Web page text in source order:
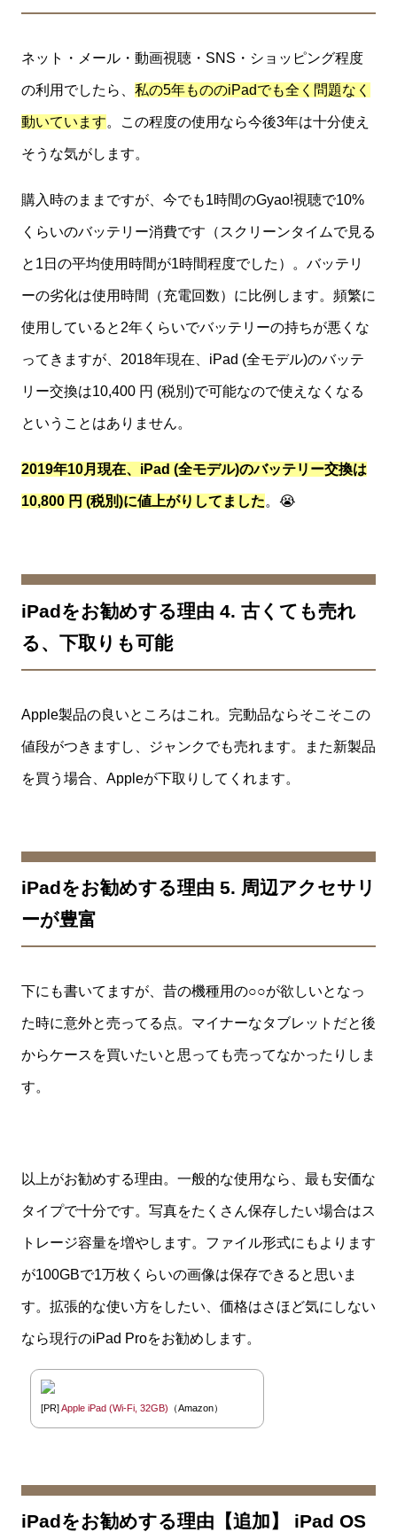
ネット・メール・動画視聴・SNS・ショッピング程度
の利用でしたら、 私の5年もののiPadでも全く問題なく
動いています。この程度の使用なら今後3年は十分使え
そうな気がします。
購入時のままですが、今でも1時間のGyao!視聴で10%
くらいのバッテリー消費です（スクリーンタイムで見る
と1日の平均使用時間が1時間程度でした）。バッテリ
ーの劣化は使用時間（充電回数）に比例します。頻繁に
使用していると2年くらいでバッテリーの持ちが悪くな
ってきますが、2018年現在、iPad (全モデル)のバッテ
リー交換は10,400 円 (税別)で可能なので使えなくなる
ということはありません。
2019年10月現在、iPad (全モデル)のバッテリー交換は
10,800 円 (税別)に値上がりしてました。😭
iPadをお勧めする理由 4. 古くても売れ
る、下取りも可能
Apple製品の良いところはこれ。完動品ならそこそこの
値段がつきますし、ジャンクでも売れます。また新製品
を買う場合、Appleが下取りしてくれます。
iPadをお勧めする理由 5. 周辺アクセサリ
ーが豊富
下にも書いてますが、昔の機種用の○○が欲しいとなっ
た時に意外と売ってる点。マイナーなタブレットだと後
からケースを買いたいと思っても売ってなかったりしま
す。
以上がお勧めする理由。一般的な使用なら、最も安価な
タイプで十分です。写真をたくさん保存したい場合はス
トレージ容量を増やします。ファイル形式にもよります
が100GBで1万枚くらいの画像は保存できると思いま
す。拡張的な使い方をしたい、価格はさほど気にしない
なら現行のiPad Proをお勧めします。
[PR]Apple iPad (Wi-Fi, 32GB) （Amazon）
iPadをお勧めする理由【追加】 iPad OS